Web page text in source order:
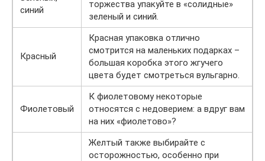
синий
торжества упакуйте в «солидные»
зеленый и синий.
Красный
Красная упаковка отлично
смотрится на маленьких подарках –
большая коробка этого жгучего
цвета будет смотреться вульгарно.
Фиолетовый
К фиолетовому некоторые
относятся с недоверием: а вдруг вам
на них «фиолетово»?
Желтый также выбирайте с
осторожностью, особенно при